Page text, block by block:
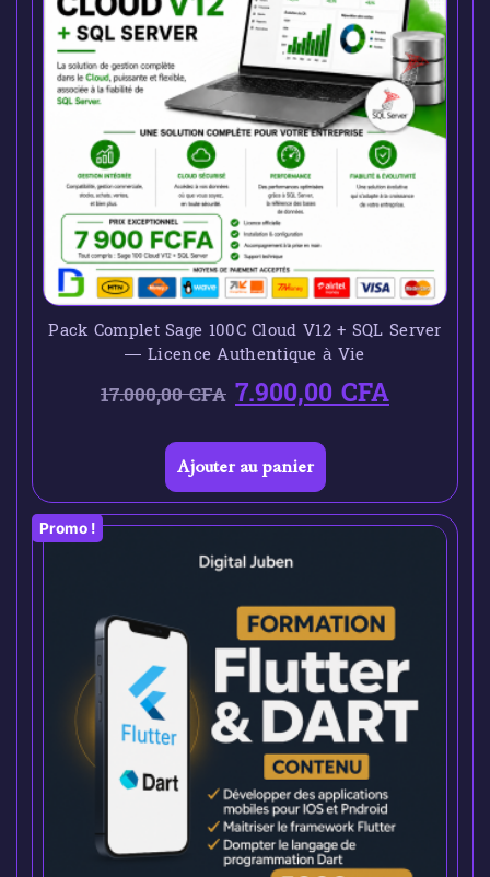
Pack Complet Sage 100C Cloud V12 + SQL Server
— Licence Authentique à Vie
17.000,00CFA 7.900,00CFA
Ajouter au panier
Promo !